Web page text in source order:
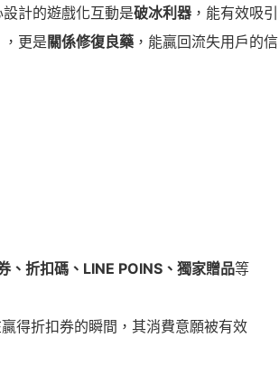
計的遊戲化互動是破冰利器 ，能有效吸引
更是 關係修復良藥 ，能贏回流失用戶的信
、折扣碼、LINE POINS、獨家贈品等
得折扣券的瞬間，其消費意願被有效